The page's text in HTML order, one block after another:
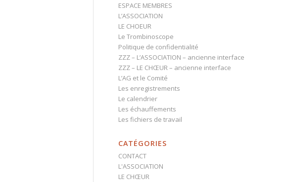
ESPACE MEMBRES
L’ASSOCIATION
LE CHOEUR
Le Trombinoscope
Politique de confidentialité
ZZZ – L’ASSOCIATION – ancienne interface
ZZZ – LE CHŒUR – ancienne interface
L’AG et le Comité
Les enregistrements
Le calendrier
Les échauffements
Les fichiers de travail
CATÉGORIES
CONTACT
L'ASSOCIATION
LE CHŒUR